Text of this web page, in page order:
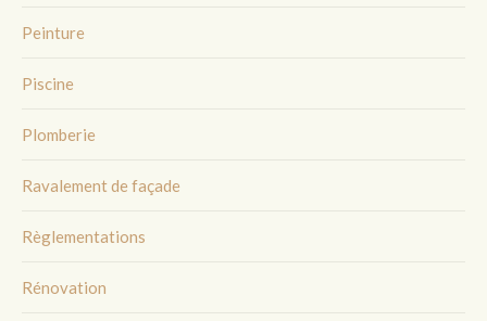
Peinture
Piscine
Plomberie
Ravalement de façade
Règlementations
Rénovation